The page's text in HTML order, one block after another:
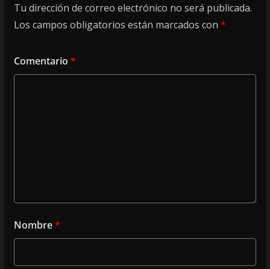
Tu dirección de correo electrónico no será publicada.
Los campos obligatorios están marcados con *
Comentario *
Nombre*